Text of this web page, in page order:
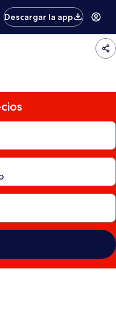
Descargar la app